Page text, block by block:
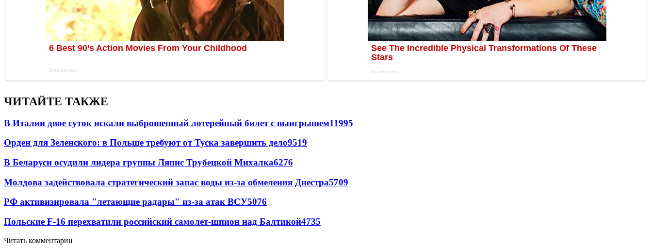
ЧИТАЙТЕ ТАКЖЕ
В Италии двое суток искали выброшенный лотерейный билет с выигрышем11995
Орден для Зеленского: в Польше требуют от Туска завершить дело9519
В Беларуси осудили лидера группы Ляпис Трубецкой Михалка6276
Молдова задействовала стратегический запас воды из-за обмеления Днестра5709
РФ активизировала "летающие радары" из-за атак ВСУ5076
Польские F-16 перехватили российский самолет-шпион над Балтикой4735
Читать комментарии